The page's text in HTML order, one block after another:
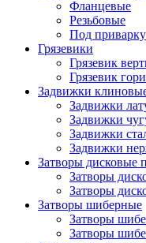
Фланцевые
Резьбовые
Под приварку
Грязевики
Грязевик
Грязевик
Задвижки
Задвижки
Задвижки
Задвижки
Задвижки
Затворы дисковые
Затворы
Затворы
Затворы шиберные
Затворы
Затворы